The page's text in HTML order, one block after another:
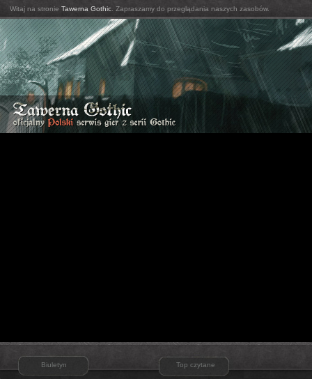
Witaj na stronie Tawerna Gothic . Zapraszamy do przeglądania naszych zasobów.
Biuletyn Top czytane